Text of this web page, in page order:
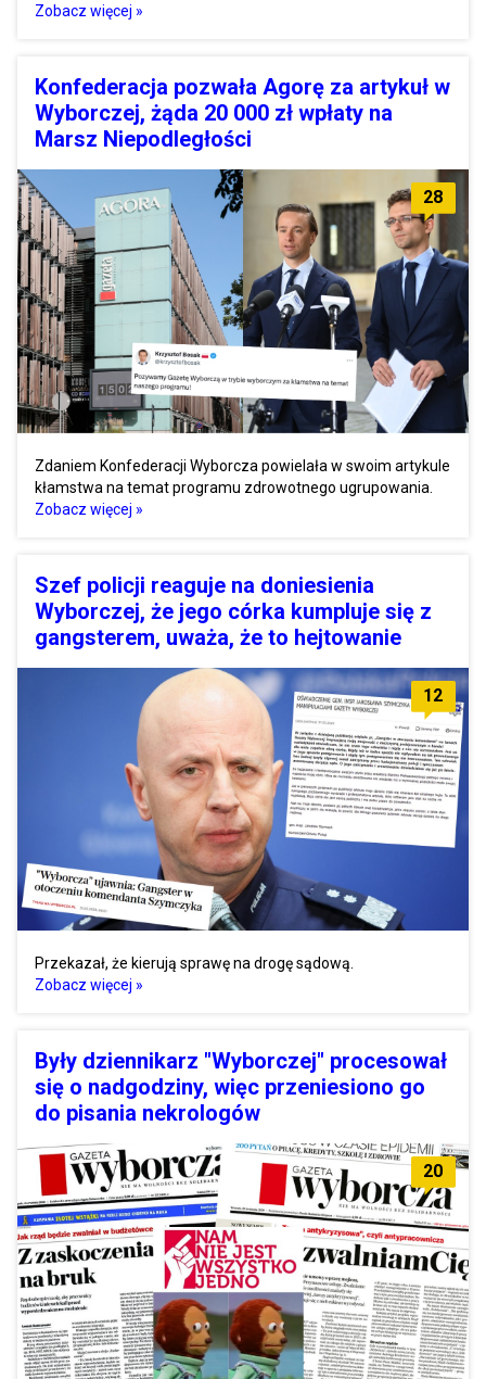
Zobacz więcej »
Konfederacja pozwała Agorę za artykuł w
Wyborczej, żąda 20 000 zł wpłaty na
Marsz Niepodległości
28
Zdaniem Konfederacji Wyborcza powielała w swoim artykule
kłamstwa na temat programu zdrowotnego ugrupowania.
Zobacz więcej »
Szef policji reaguje na doniesienia
Wyborczej, że jego córka kumpluje się z
gangsterem, uważa, że to hejtowanie
12
Przekazał, że kierują sprawę na drogę sądową.
Zobacz więcej »
Były dziennikarz "Wyborczej" procesował
się o nadgodziny, więc przeniesiono go
do pisania nekrologów
20